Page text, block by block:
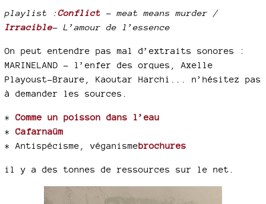
playlist : Conflict - meat means murder /
Irracible- L’amour de l’essence
On peut entendre pas mal d’extraits sonores :
MARINELAND - l’enfer des orques, Axelle
Playoust-Braure, Kaoutar Harchi... n’hésitez pas
à demander les sources.
*Comme un poisson dans l’eau
*Cafarnaüm
* Antispécisme, véganismebrochures
il y a des tonnes de ressources sur le net.